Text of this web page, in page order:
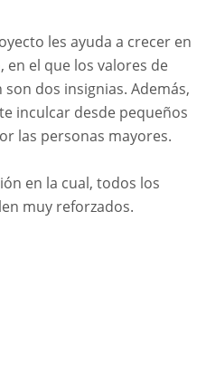
les ayuda a crecer en
el que los valores de
dos insignias. Además,
inculcar desde pequeños
las personas mayores.
en la cual, todos los
muy reforzados.